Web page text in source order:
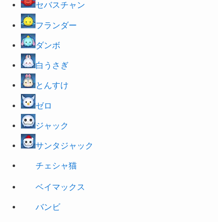
セバスチャン
フランダー
ダンボ
白うさぎ
とんすけ
ゼロ
ジャック
サンタジャック
チェシャ猫
ベイマックス
バンビ